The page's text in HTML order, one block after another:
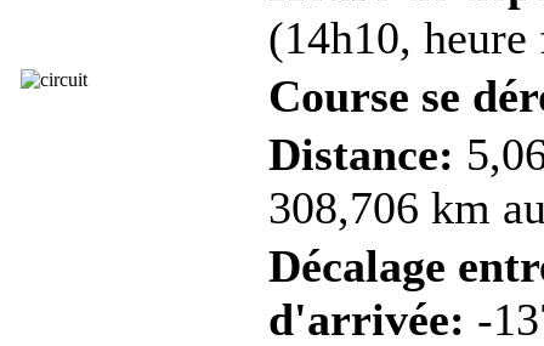
(14h10, heure
Course se
Distance:
308,706 km
Décalage
d'arrivée: -